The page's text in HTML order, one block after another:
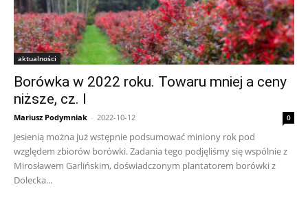
aktualności
Borówka w 2022 roku. Towaru mniej a ceny
niższe, cz. I
Mariusz Podymniak - 2022-10-12 0
Jesienią można już wstępnie podsumować miniony rok pod
względem zbiorów borówki. Zadania tego podjęliśmy się wspólnie z
Mirosławem Garlińskim, doświadczonym plantatorem borówki z
Dolecka...